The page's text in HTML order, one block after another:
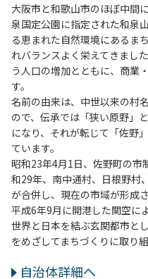
大阪市と和歌山市のほぼ中間
泉国定公園に指定された和泉
る恵まれた自然環境にあるま
れバランスよく栄えてきまし
う人口の増加とともに、商業
す。
名前の由来は、中世以来の村
ので、伝承では「狭い原野」
になり、それが転じて「佐野
ています。
昭和23年4月1日、佐野町の市
和29年、南中通村、日根野村
が合併し、現在の市域が形成
平成6年9月に開港した関空に
世界と日本を結ぶ玄関都市と
をめざしてまちづくりに取り組
自治体詳細へ